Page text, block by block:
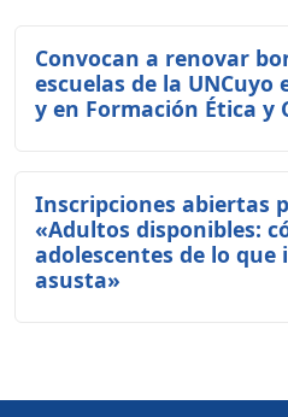
Convocan a renovar
escuelas de la UNCuyo
y en Formación Ética y
Inscripciones abiertas
«Adultos disponibles:
adolescentes de lo que
asusta»